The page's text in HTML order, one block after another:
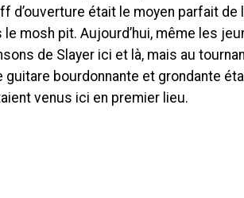
d’ouverture était le moyen parfait
le mosh pit. Aujourd’hui, même les
de Slayer ici et là, mais au
guitare bourdonnante et grondante
venus ici en premier lieu.